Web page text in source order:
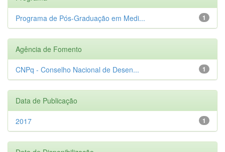
1
Programa de Pós-Graduação em Medi...
Agência de Fomento
1
CNPq - Conselho Nacional de Desen...
Data de Publicação
1
2017